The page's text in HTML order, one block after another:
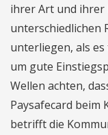
ihrer Art und ihrer
unterschiedlichen
unterliegen, als
um gute
Wellen achten,
Paysafecard beim
betrifft die